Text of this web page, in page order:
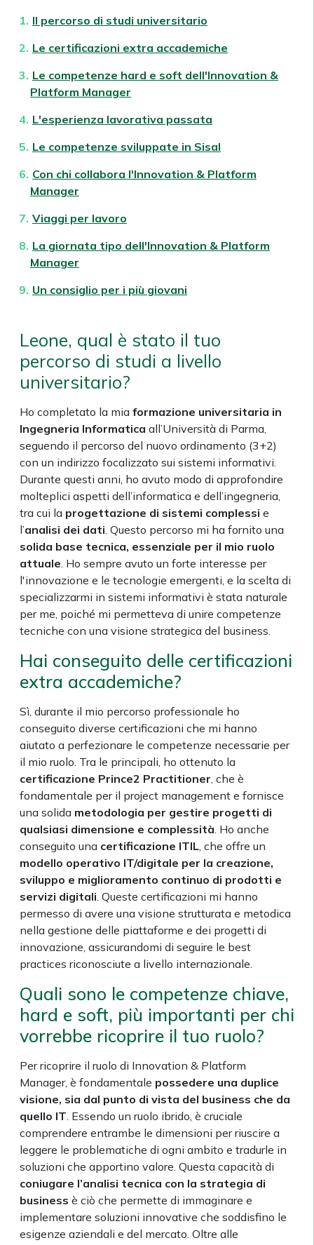
Il percorso di studi universitario
Le certificazioni extra accademiche
Le competenze hard e soft dell'Innovation &
Platform Manager
L'esperienza lavorativa passata
Le competenze sviluppate in Sisal
Con chi collabora l'Innovation & Platform
Manager
Viaggi per lavoro
La giornata tipo dell'Innovation & Platform
Manager
Un consiglio per i più giovani
Leone, qual è stato il tuo
percorso di studi a livello
universitario?
Ho completato la mia formazione universitaria in
Ingegneria Informatica all’Università di Parma,
seguendo il percorso del nuovo ordinamento (3+2)
con un indirizzo focalizzato sui sistemi informativi.
Durante questi anni, ho avuto modo di approfondire
molteplici aspetti dell’informatica e dell’ingegneria,
tra cui la progettazione di sistemi complessi e
l’analisi dei dati . Questo percorso mi ha fornito una
solida base tecnica, essenziale per il mio ruolo
attuale . Ho sempre avuto un forte interesse per
l'innovazione e le tecnologie emergenti, e la scelta di
specializzarmi in sistemi informativi è stata naturale
per me, poiché mi permetteva di unire competenze
tecniche con una visione strategica del business.
Hai conseguito delle certificazioni
extra accademiche?
Sì, durante il mio percorso professionale ho
conseguito diverse certificazioni che mi hanno
aiutato a perfezionare le competenze necessarie per
il mio ruolo. Tra le principali, ho ottenuto la
certificazione Prince2 Practitioner , che è
fondamentale per il project management e fornisce
una solida metodologia per gestire progetti di
qualsiasi dimensione e complessità . Ho anche
conseguito una certificazione ITIL , che offre un
modello operativo IT/digitale per la creazione,
sviluppo e miglioramento continuo di prodotti e
servizi digitali . Queste certificazioni mi hanno
permesso di avere una visione strutturata e metodica
nella gestione delle piattaforme e dei progetti di
innovazione, assicurandomi di seguire le best
practices riconosciute a livello internazionale.
Quali sono le competenze chiave,
hard e soft, più importanti per chi
vorrebbe ricoprire il tuo ruolo?
Per ricoprire il ruolo di Innovation & Platform
Manager, è fondamentale possedere una duplice
visione, sia dal punto di vista del business che da
quello IT . Essendo un ruolo ibrido, è cruciale
comprendere entrambe le dimensioni per riuscire a
leggere le problematiche di ogni ambito e tradurle in
soluzioni che apportino valore. Questa capacità di
coniugare l’analisi tecnica con la strategia di
business è ciò che permette di immaginare e
implementare soluzioni innovative che soddisfino le
esigenze aziendali e del mercato. Oltre alle